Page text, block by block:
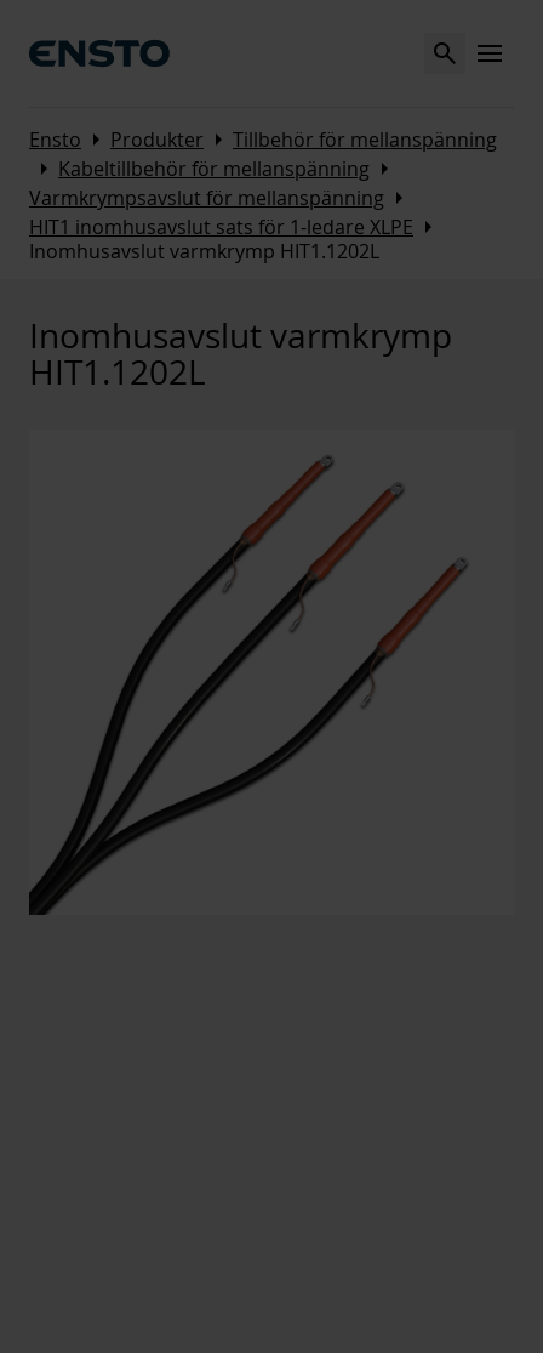
Search MENU
Ensto Arrow_right Produkter Arrow_right Tillbehör för mellanspänning
Arrow_right Kabeltillbehör för mellanspänning Arrow_right
Varmkrympsavslut för mellanspänning Arrow_right
HIT1 inomhusavslut sats för 1-ledare XLPE Arrow_right
Inomhusavslut varmkrymp HIT1.1202L
Inomhusavslut varmkrymp
HIT1.1202L